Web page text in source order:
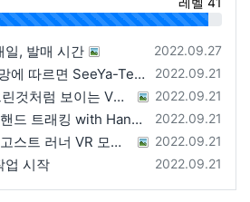
등록일
2022.09.27
일, 발매 시간
등록일
2022.09.21
[루머] 하드웨어 공급망에 따르면 SeeYa-Tech가 Apple에 여러 번 uOLED 샘플을 보냄
등록일
2022.09.21
모든것이 색연필로 그린것처럼 보이는 VRChat 월드
등록일
2022.09.21
메타, 인터렉션 SDK, 핸드 트래킹 with Hands 2.1에 대한 강연 예정
등록일
2022.09.21
Luke Ross, Stary 및 고스트 러너 VR 모드 공개
등록일
2022.09.21
업 시작